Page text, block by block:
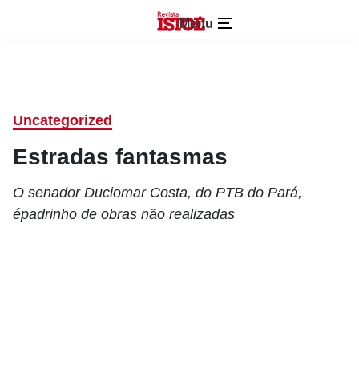
Menu
Uncategorized
Estradas fantasmas
O senador Duciomar Costa, do PTB do Pará,
épadrinho de obras não realizadas